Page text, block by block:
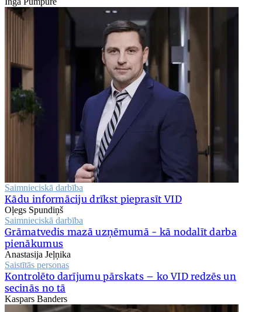
Saimnieciskā darbība
Kādu informāciju drīkst pieprasīt VID
Oļegs Spundiņš
Saimnieciskā darbība
Grāmatvedis mazā uzņēmumā - kā nodalīt darba
pienākumus
Anastasija Jeļņika
Saistītās personas
Kontrolēto darījumu pārskats – ko VID redzēs un
secinās no tā
Kaspars Banders